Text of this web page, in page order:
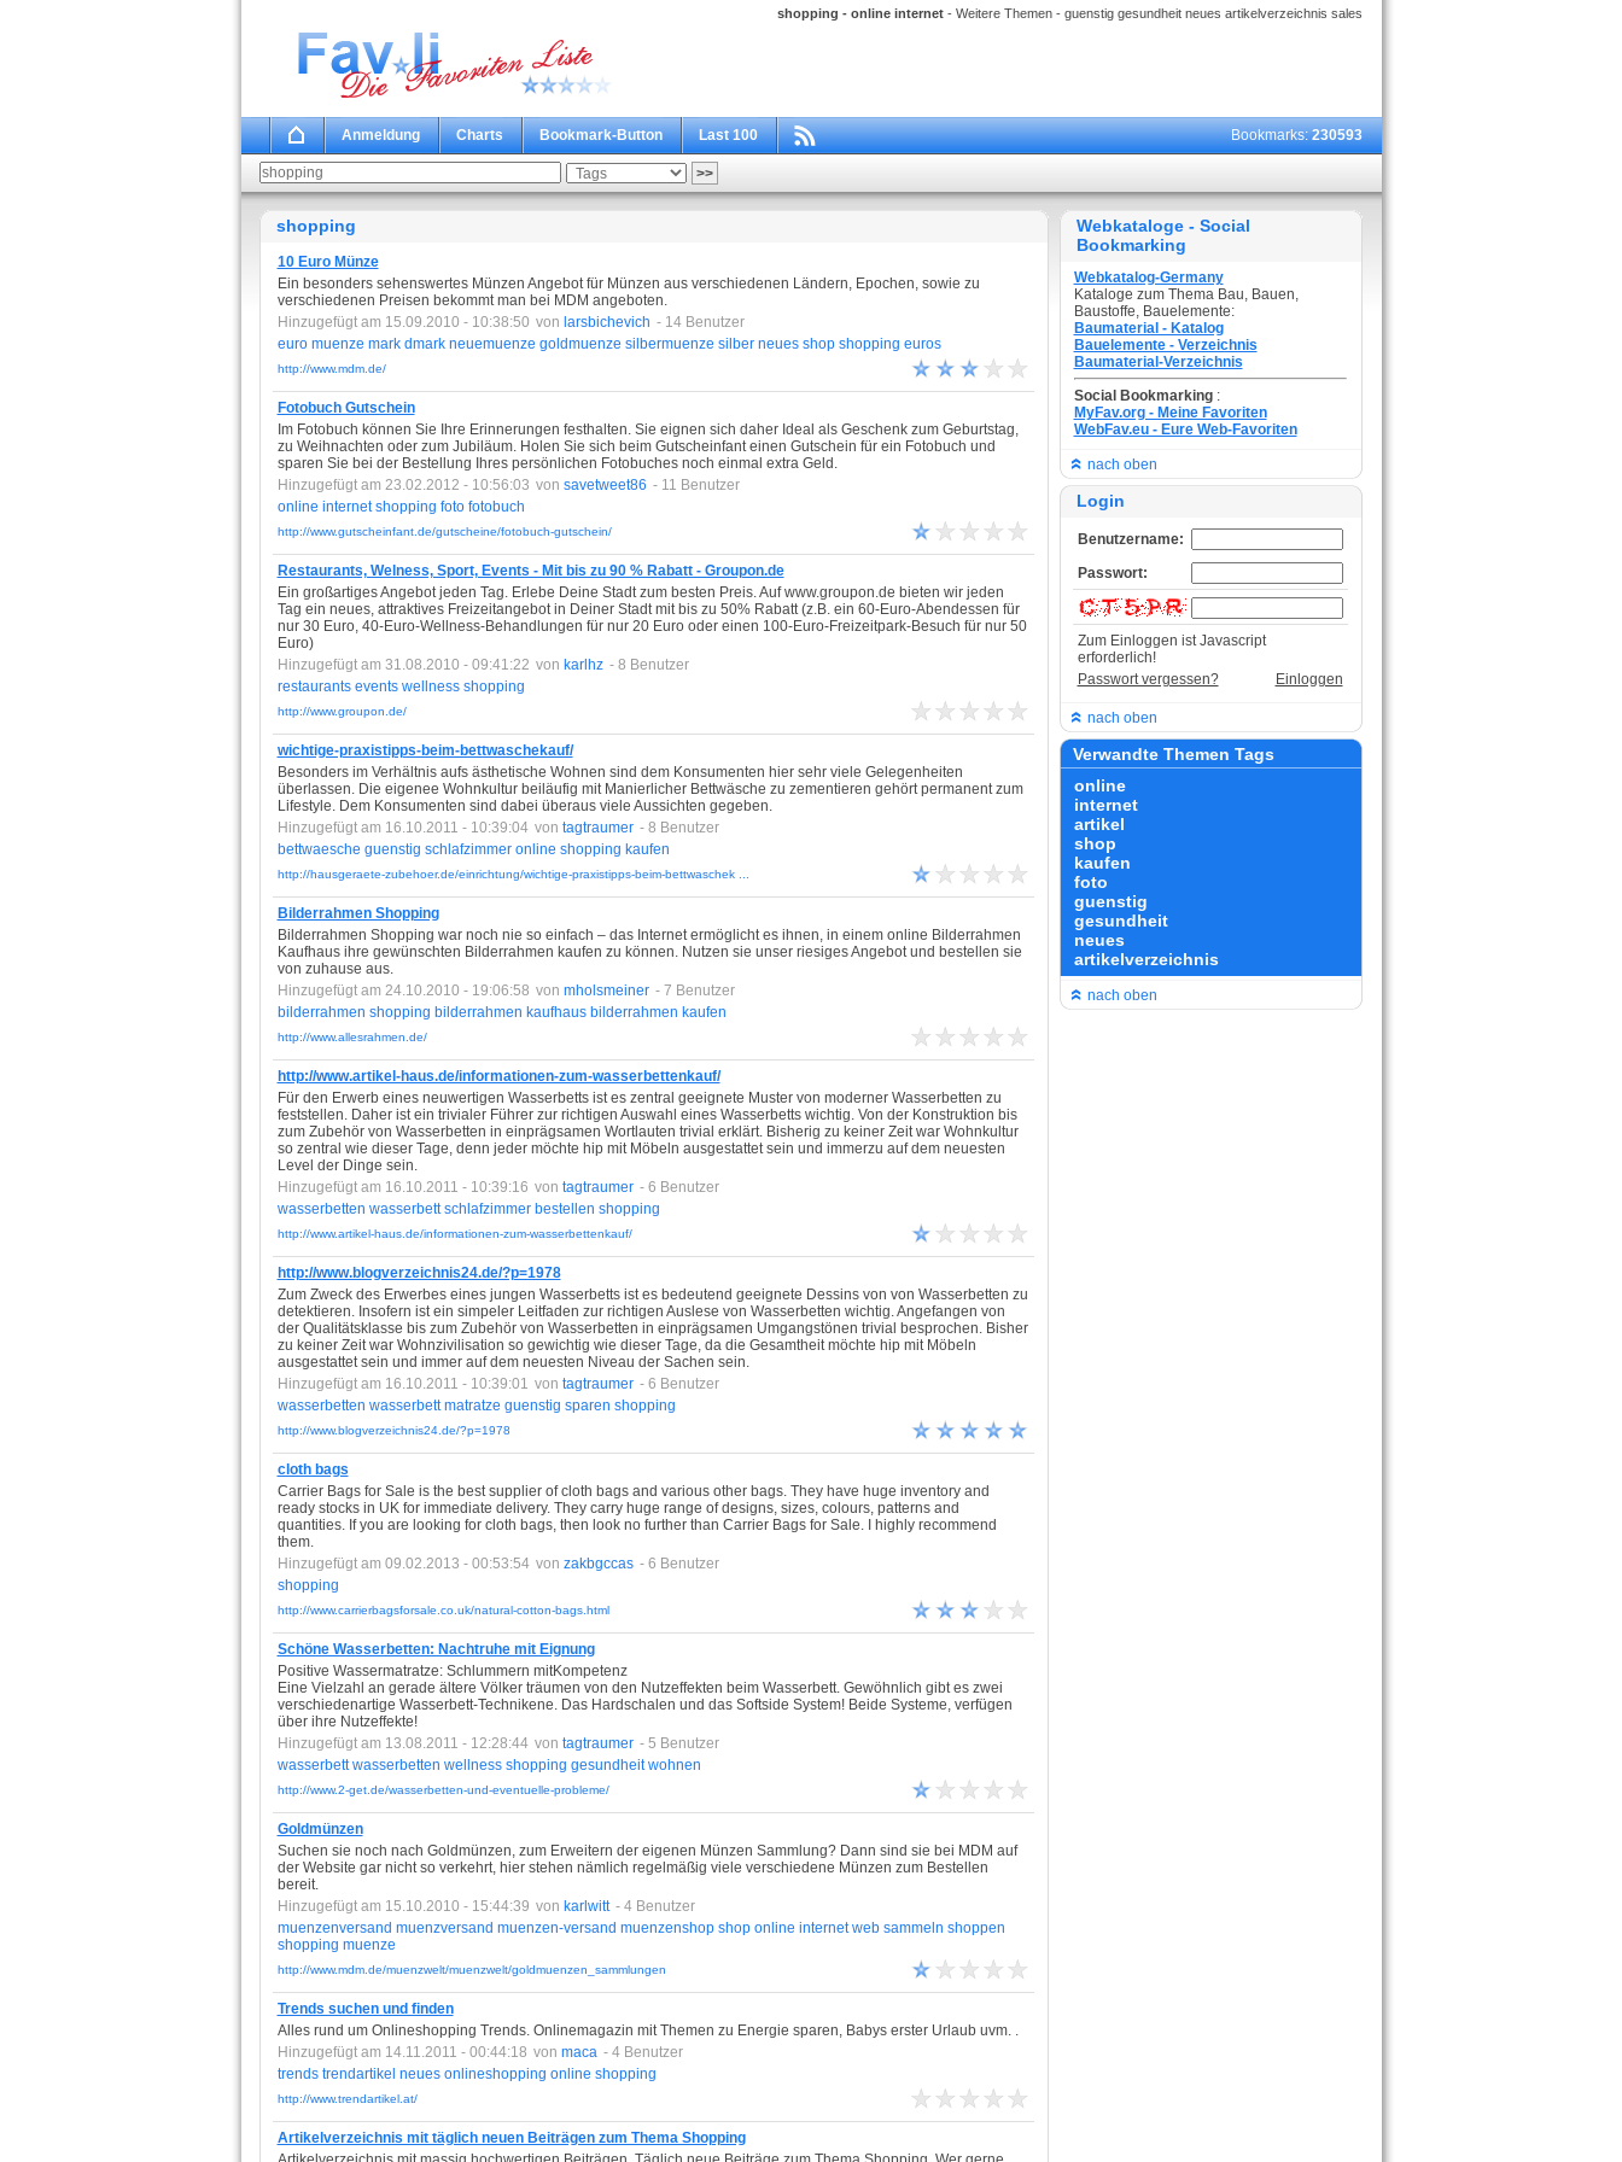
shopping - online internet- Weitere Themen - guenstig gesundheit neues artikelverzeichnis sales
Anmeldung Charts Bookmark-Button Last 100 Bookmarks:230593
shopping
10 Euro Münze
Ein besonders sehenswertes Münzen Angebot für Münzen aus verschiedenen Ländern, Epochen, sowie zu
verschiedenen Preisen bekommt man bei MDM angeboten.
Hinzugefügt am 15.09.2010 - 10:38:50 von larsbichevich - 14 Benutzer
euro muenze mark dmark neuemuenze goldmuenze silbermuenze silber neues shop shopping euros
http://www.mdm.de/
Fotobuch Gutschein
Im Fotobuch können Sie Ihre Erinnerungen festhalten. Sie eignen sich daher Ideal als Geschenk zum Geburtstag,
zu Weihnachten oder zum Jubiläum. Holen Sie sich beim Gutscheinfant einen Gutschein für ein Fotobuch und
sparen Sie bei der Bestellung Ihres persönlichen Fotobuches noch einmal extra Geld.
Hinzugefügt am 23.02.2012 - 10:56:03 von savetweet86 - 11 Benutzer
online internet shopping foto fotobuch
http://www.gutscheinfant.de/gutscheine/fotobuch-gutschein/
Restaurants, Welness, Sport, Events - Mit bis zu 90 % Rabatt - Groupon.de
Ein großartiges Angebot jeden Tag. Erlebe Deine Stadt zum besten Preis. Auf www.groupon.de bieten wir jeden
Tag ein neues, attraktives Freizeitangebot in Deiner Stadt mit bis zu 50% Rabatt (z.B. ein 60-Euro-Abendessen für
nur 30 Euro, 40-Euro-Wellness-Behandlungen für nur 20 Euro oder einen 100-Euro-Freizeitpark-Besuch für nur 50
Euro)
Hinzugefügt am 31.08.2010 - 09:41:22 von karlhz - 8 Benutzer
restaurants events wellness shopping
http://www.groupon.de/
wichtige-praxistipps-beim-bettwaschekauf/
Besonders im Verhältnis aufs ästhetische Wohnen sind dem Konsumenten hier sehr viele Gelegenheiten
überlassen. Die eigenee Wohnkultur beiläufig mit Manierlicher Bettwäsche zu zementieren gehört permanent zum
Lifestyle. Dem Konsumenten sind dabei überaus viele Aussichten gegeben.
Hinzugefügt am 16.10.2011 - 10:39:04 von tagtraumer - 8 Benutzer
bettwaesche guenstig schlafzimmer online shopping kaufen
http://hausgeraete-zubehoer.de/einrichtung/wichtige-praxistipps-beim-bettwaschek ...
Bilderrahmen Shopping
Bilderrahmen Shopping war noch nie so einfach – das Internet ermöglicht es ihnen, in einem online Bilderrahmen
Kaufhaus ihre gewünschten Bilderrahmen kaufen zu können. Nutzen sie unser riesiges Angebot und bestellen sie
von zuhause aus.
Hinzugefügt am 24.10.2010 - 19:06:58 von mholsmeiner - 7 Benutzer
bilderrahmen shopping bilderrahmen kaufhaus bilderrahmen kaufen
http://www.allesrahmen.de/
http://www.artikel-haus.de/informationen-zum-wasserbettenkauf/
Für den Erwerb eines neuwertigen Wasserbetts ist es zentral geeignete Muster von moderner Wasserbetten zu
feststellen. Daher ist ein trivialer Führer zur richtigen Auswahl eines Wasserbetts wichtig. Von der Konstruktion bis
zum Zubehör von Wasserbetten in einprägsamen Wortlauten trivial erklärt. Bisherig zu keiner Zeit war Wohnkultur
so zentral wie dieser Tage, denn jeder möchte hip mit Möbeln ausgestattet sein und immerzu auf dem neuesten
Level der Dinge sein.
Hinzugefügt am 16.10.2011 - 10:39:16 von tagtraumer - 6 Benutzer
wasserbetten wasserbett schlafzimmer bestellen shopping
http://www.artikel-haus.de/informationen-zum-wasserbettenkauf/
http://www.blogverzeichnis24.de/?p=1978
Zum Zweck des Erwerbes eines jungen Wasserbetts ist es bedeutend geeignete Dessins von von Wasserbetten zu
detektieren. Insofern ist ein simpeler Leitfaden zur richtigen Auslese von Wasserbetten wichtig. Angefangen von
der Qualitätsklasse bis zum Zubehör von Wasserbetten in einprägsamen Umgangstönen trivial besprochen. Bisher
zu keiner Zeit war Wohnzivilisation so gewichtig wie dieser Tage, da die Gesamtheit möchte hip mit Möbeln
ausgestattet sein und immer auf dem neuesten Niveau der Sachen sein.
Hinzugefügt am 16.10.2011 - 10:39:01 von tagtraumer - 6 Benutzer
wasserbetten wasserbett matratze guenstig sparen shopping
http://www.blogverzeichnis24.de/?p=1978
cloth bags
Carrier Bags for Sale is the best supplier of cloth bags and various other bags. They have huge inventory and
ready stocks in UK for immediate delivery. They carry huge range of designs, sizes, colours, patterns and
quantities. If you are looking for cloth bags, then look no further than Carrier Bags for Sale. I highly recommend
them.
Hinzugefügt am 09.02.2013 - 00:53:54 von zakbgccas - 6 Benutzer
shopping
http://www.carrierbagsforsale.co.uk/natural-cotton-bags.html
Schöne Wasserbetten: Nachtruhe mit Eignung
Positive Wassermatratze: Schlummern mitKompetenz
Eine Vielzahl an gerade ältere Völker träumen von den Nutzeffekten beim Wasserbett. Gewöhnlich gibt es zwei
verschiedenartige Wasserbett-Technikene. Das Hardschalen und das Softside System! Beide Systeme, verfügen
über ihre Nutzeffekte!
Hinzugefügt am 13.08.2011 - 12:28:44 von tagtraumer - 5 Benutzer
wasserbett wasserbetten wellness shopping gesundheit wohnen
http://www.2-get.de/wasserbetten-und-eventuelle-probleme/
Goldmünzen
Suchen sie noch nach Goldmünzen, zum Erweitern der eigenen Münzen Sammlung? Dann sind sie bei MDM auf
der Website gar nicht so verkehrt, hier stehen nämlich regelmäßig viele verschiedene Münzen zum Bestellen
bereit.
Hinzugefügt am 15.10.2010 - 15:44:39 von karlwitt - 4 Benutzer
muenzenversand muenzversand muenzen-versand muenzenshop shop online internet web sammeln shoppen
shopping muenze
http://www.mdm.de/muenzwelt/muenzwelt/goldmuenzen_sammlungen
Trends suchen und finden
Alles rund um Onlineshopping Trends. Onlinemagazin mit Themen zu Energie sparen, Babys erster Urlaub uvm. .
Hinzugefügt am 14.11.2011 - 00:44:18 von maca - 4 Benutzer
trends trendartikel neues onlineshopping online shopping
http://www.trendartikel.at/
Artikelverzeichnis mit täglich neuen Beiträgen zum Thema Shopping
Webkataloge - Social
Bookmarking
Webkatalog-Germany
Kataloge zum Thema Bau, Bauen,
Baustoffe, Bauelemente:
Baumaterial - Katalog
Bauelemente - Verzeichnis
Baumaterial-Verzeichnis
Social Bookmarking :
MyFav.org - Meine Favoriten
WebFav.eu - Eure Web-Favoriten
nach oben
Login
Benutzername:
Passwort:
Zum Einloggen ist Javascript
erforderlich!
Passwort vergessen?
Einloggen
nach oben
Verwandte Themen Tags
online
internet
artikel
shop
kaufen
foto
guenstig
gesundheit
neues
artikelverzeichnis
nach oben